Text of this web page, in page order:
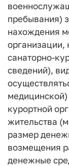
пребывания)
нахождения
организации,
санаторно-
сведений),
медицинской)
курортной
жительства
размер
возмещения
денежные